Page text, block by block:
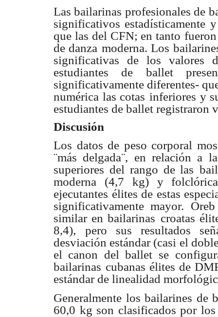
Las bailarinas profesionales de
significativos estadísticamente
que las del CFN; en tanto
de danza moderna. Los
significativas de los valores
estudiantes de ballet
significativamente diferentes-
numérica las cotas inferiores y
estudiantes de ballet registraron
Discusión
Los datos de peso corporal
¨más delgada¨, en relación a
superiores del rango de las
moderna (4,7
kg) y
ejecutantes élites de estas
significativamente mayor.
similar en bailarinas croatas
8,4),
pero sus resultados
desviación estándar (casi el
el canon del ballet se
bailarinas cubanas élites de
estándar de linealidad
Generalmente los bailarines de
60,0 kg son clasificados por los